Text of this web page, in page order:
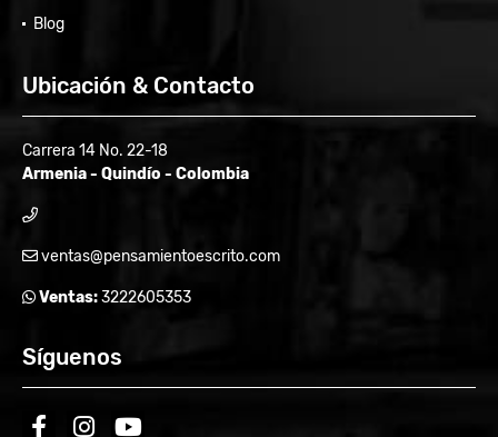
Blog
Ubicación & Contacto
Carrera 14 No. 22-18
Armenia - Quindío - Colombia
ventas@pensamientoescrito.com
Ventas:3222605353
Síguenos
facebookinstagramyoutube